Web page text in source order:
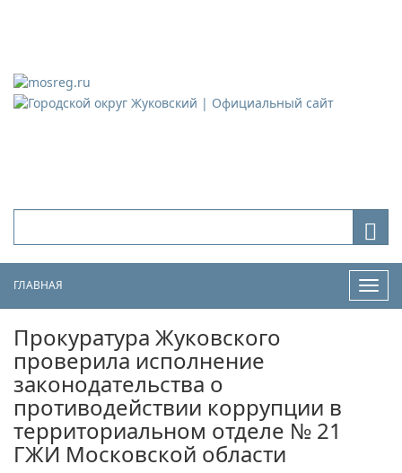
ГЛАВНАЯ
Прокуратура Жуковского
проверила исполнение
законодательства о
противодействии коррупции в
территориальном отделе № 21
ГЖИ Московской области